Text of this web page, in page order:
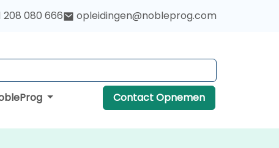
208 080 666 opleidingen@nobleprog.com
Contact Opnemen